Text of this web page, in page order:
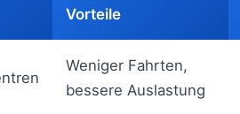
Vorteile
Weniger Fahrten,
bessere Auslastung